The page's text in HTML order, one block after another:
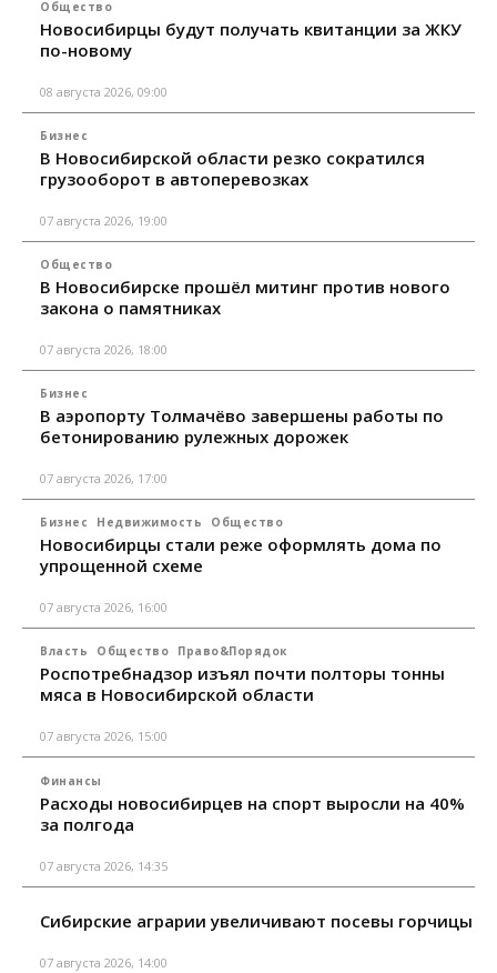
Общество
Новосибирцы будут получать квитанции за ЖКУ
по-новому
08 августа 2026, 09:00
Бизнес
В Новосибирской области резко сократился
грузооборот в автоперевозках
07 августа 2026, 19:00
Общество
В Новосибирске прошёл митинг против нового
закона о памятниках
07 августа 2026, 18:00
Бизнес
В аэропорту Толмачёво завершены работы по
бетонированию рулежных дорожек
07 августа 2026, 17:00
Бизнес Недвижимость Общество
Новосибирцы стали реже оформлять дома по
упрощенной схеме
07 августа 2026, 16:00
Власть Общество Право&Порядок
Роспотребнадзор изъял почти полторы тонны
мяса в Новосибирской области
07 августа 2026, 15:00
Финансы
Расходы новосибирцев на спорт выросли на 40%
за полгода
07 августа 2026, 14:35
Сибирские аграрии увеличивают посевы горчицы
07 августа 2026, 14:00